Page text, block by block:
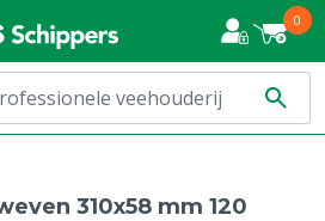
0
310x58 mm 120